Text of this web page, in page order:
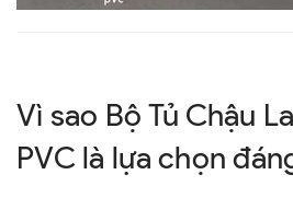
Vì sao Bộ Tủ Chậu
PVC là lựa chọn